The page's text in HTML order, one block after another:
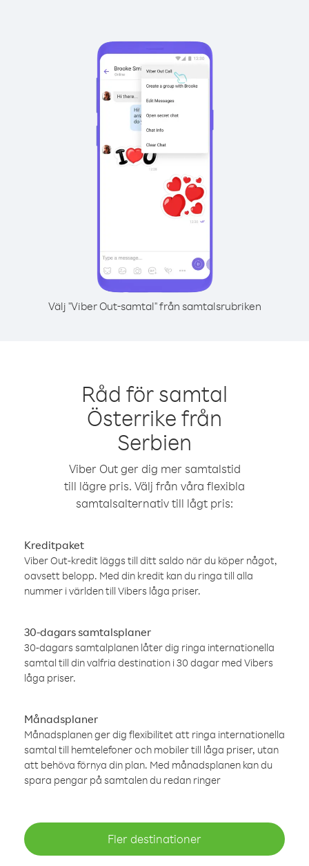
Välj "Viber Out-samtal" från samtalsrubriken
Råd för samtal
Österrike från
Serbien
Viber Out ger dig mer samtalstid
till lägre pris. Välj från våra flexibla
samtalsalternativ till lågt pris:
Kreditpaket
Viber Out-kredit läggs till ditt saldo när du köper något,
oavsett belopp. Med din kredit kan du ringa till alla
nummer i världen till Vibers låga priser.
30-dagars samtalsplaner
30-dagars samtalplanen låter dig ringa internationella
samtal till din valfria destination i 30 dagar med Vibers
låga priser.
Månadsplaner
Månadsplanen ger dig flexibilitet att ringa internationella
samtal till hemtelefoner och mobiler till låga priser, utan
att behöva förnya din plan. Med månadsplanen kan du
spara pengar på samtalen du redan ringer
Fler destinationer